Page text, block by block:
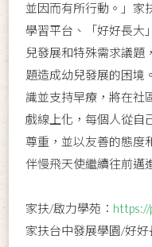
並因而有所行動。」家
學習平台、「好好長大
兒發展和特殊需求議題
題造成幼兒發展的困境
識並支持早療，將在社
戲線上化，每個人從自
尊重，並以友善的態度
伴慢飛天使繼續往前邁
家扶/啟力學苑：
家扶台中發展學園/好好